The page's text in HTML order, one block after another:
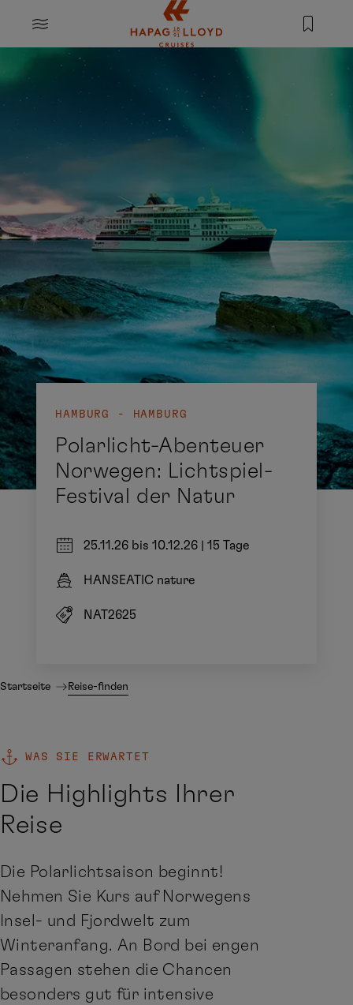
Springe zum Hauptinhalt
MENU
HAMBURG - HAMBURG
Polarlicht-Abenteuer
Norwegen: Lichtspiel-
Festival der Natur
25.11.26 bis 10.12.26 15 Tage
HANSEATIC nature
NAT2625
Startseite Reise-finden
WAS SIE ERWARTET
Die Highlights Ihrer
Reise
Die Polarlichtsaison beginnt!
Nehmen Sie Kurs auf Norwegens
Insel- und Fjordwelt zum
Winteranfang. An Bord bei engen
Passagen stehen die Chancen
besonders gut für intensive